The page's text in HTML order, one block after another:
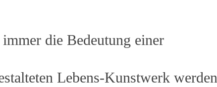
die Bedeutung einer
Lebens-Kunstwerk werden